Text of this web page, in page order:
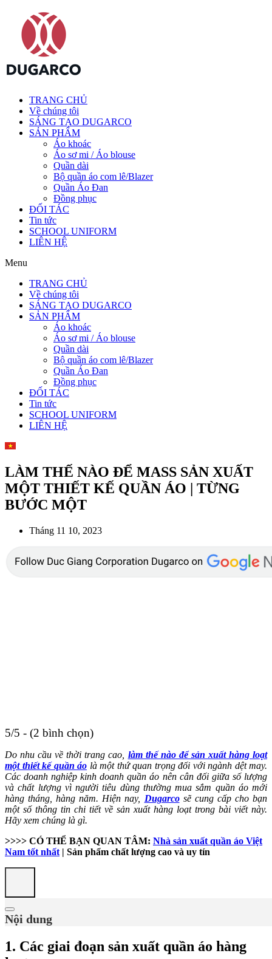
TRANG CHỦ
Về chúng tôi
SÁNG TẠO DUGARCO
SẢN PHẨM
Áo khoác
Áo sơ mi / Áo blouse
Quần dài
Bộ quần áo com lê/Blazer
Quần Áo Đan
Đồng phục
ĐỐI TÁC
Tin tức
SCHOOL UNIFORM
LIÊN HỆ
Menu
TRANG CHỦ
Về chúng tôi
SÁNG TẠO DUGARCO
SẢN PHẨM
Áo khoác
Áo sơ mi / Áo blouse
Quần dài
Bộ quần áo com lê/Blazer
Quần Áo Đan
Đồng phục
ĐỐI TÁC
Tin tức
SCHOOL UNIFORM
LIÊN HỆ
LÀM THẾ NÀO ĐỂ MASS SẢN XUẤT
MỘT THIẾT KẾ QUẦN ÁO | TỪNG
BƯỚC MỘT
Tháng 11 10, 2023
5/5 - (2 bình chọn)
Do nhu cầu về thời trang cao, làm thế nào để sản xuất hàng loạt
một thiết kế quần áo là một thứ quan trọng đối với ngành dệt may.
Các doanh nghiệp kinh doanh quần áo nên cân đối giữa số lượng
và chất lượng vì người tiêu dùng thường mua sắm quần áo mới
hàng tháng, hàng năm. Hiện nay, Dugarcosẽ cung cấp cho bạn
một số thông tin chi tiết về sản xuất hàng loạt trong bài viết này.
Hãy xem chúng là gì.
>>>> CÓ THỂ BẠN QUAN TÂM: Nhà sản xuất quần áo Việt
Nam tốt nhất | Sản phẩm chất lượng cao và uy tín
Nội dung
1. Các giai đoạn sản xuất quần áo hàng